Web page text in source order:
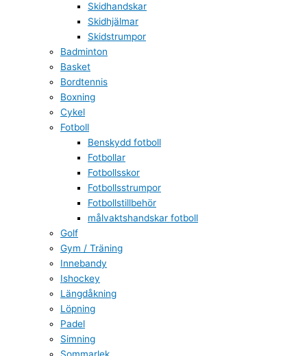
Skidhandskar
Skidhjälmar
Skidstrumpor
Badminton
Basket
Bordtennis
Boxning
Cykel
Fotboll
Benskydd fotboll
Fotbollar
Fotbollsskor
Fotbollsstrumpor
Fotbollstillbehör
målvaktshandskar fotboll
Golf
Gym / Träning
Innebandy
Ishockey
Längdåkning
Löpning
Padel
Simning